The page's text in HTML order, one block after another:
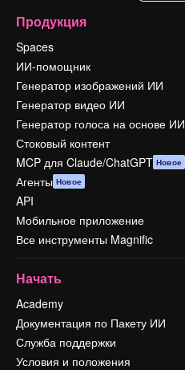
Продукция
Spaces
ИИ-помощник
Генератор изображений ИИ
Генератор видео ИИ
Генератор голоса на основе ИИ
Стоковый контент
MCP для Claude/ChatGPT Новое
Агенты Новое
API
Мобильное приложение
Все инструменты Magnific
Начать
Academy
Документация по Пакету ИИ
Служба поддержки
Условия и положения